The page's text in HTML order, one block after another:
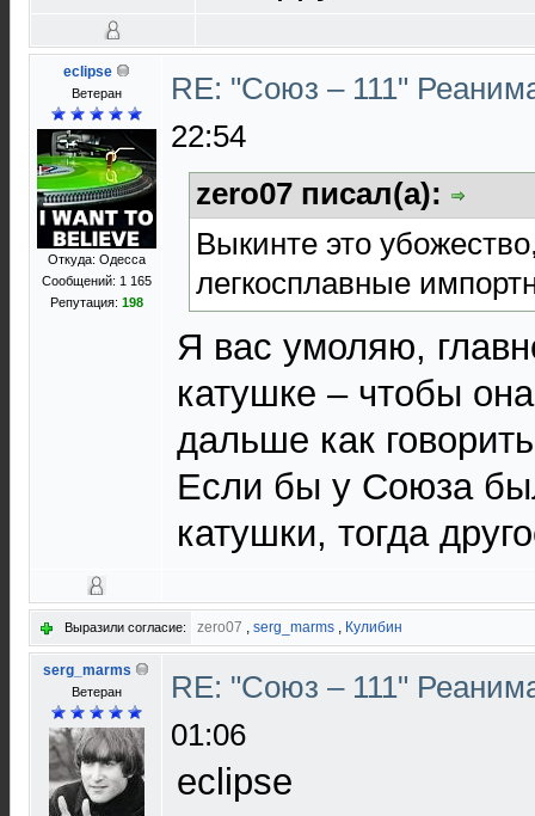
eclipse
Ветеран
Откуда: Одесса
Сообщений: 1 165
Репутация: 198
RE: "Союз – 111"
22:54
zero07 писал(а):
Выкинте это
легкосплавные
Я вас умоляю,
катушке – чтобы
дальше как
Если бы у Союза
катушки, тогда
Выразили согласие: zero07 , serg_marms , Кулибин
serg_marms
Ветеран
RE: "Союз – 111"
01:06
eclipse